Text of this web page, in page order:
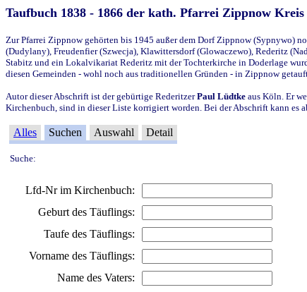
Taufbuch 1838 - 1866 der kath. Pfarrei Zippnow
Zur Pfarrei Zippnow gehörten bis 1945 außer dem Dorf Zippnow (Sypnywo)
(Dudylany), Freudenfier (Szwecja), Klawittersdorf (Glowaczewo), Rederitz
Stabitz und ein Lokalvikariat Rederitz mit der Tochterkirche in Doderlage
diesen Gemeinden - wohl noch aus traditionellen Gründen - in Zippnow
Autor dieser Abschrift ist der gebürtige RederitzerPaul Lüdtke aus Köln. Er
Kirchenbuch, sind in dieser Liste korrigiert worden. Bei der Abschrift kann es
Alles Suchen Auswahl Detail
Suche:
Lfd-Nr im Kirchenbuch:
Geburt des Täuflings:
Taufe des Täuflings:
Vorname des Täuflings:
Name des Vaters: